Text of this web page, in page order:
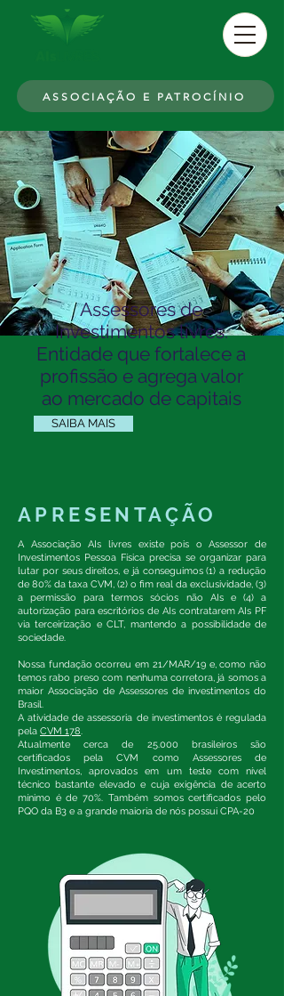
ASSOCIAÇÃO E PATROCÍNIO
Assessores de
Investimentos livres.
Entidade que fortalece a
profissão e agrega valor
ao mercado de capitais
SAIBA MAIS
APRESENTAÇÃO
A Associação AIs livres existe pois o Assessor de
Investimentos Pessoa Física precisa se organizar para
lutar por seus direitos, e já conseguimos (1) a redução
de 80% da taxa CVM, (2) o fim real da exclusividade, (3)
a permissão para termos sócios não AIs e (4) a
autorização para escritórios de AIs contratarem AIs PF
via terceirização e CLT, mantendo a possibilidade de
sociedade.
Nossa fundação ocorreu em 21/MAR/19 e, como não
temos rabo preso com nenhuma corretora, já somos a
maior Associação de Assessores de investimentos do
Brasil.
A atividade de assessoria de investimentos é regulada
pela CVM 178.
Atualmente cerca de 25.000 brasileiros são
certificados pela CVM como Assessores de
Investimentos, aprovados em um teste com nível
técnico bastante elevado e cuja exigência de acerto
mínimo é de 70%. Também somos certificados pelo
PQO da B3 e a grande maioria de nós possui CPA-20